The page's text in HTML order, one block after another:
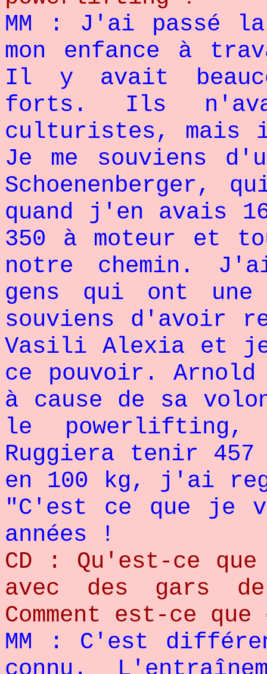
MM : J'ai passé
mon enfance à
Il y avait
forts. Ils
culturistes,
Je me souviens
Schoenenberger,
quand j'en avais
350 à moteur et
notre chemin.
gens qui ont
souviens d'avoir
Vasili Alexia et
ce pouvoir.
à cause de sa
le
Ruggiera tenir
en 100 kg, j'ai
"C'est ce que je
années !
CD : Qu'est-ce
avec des gars
Comment est-ce
MM : C'est